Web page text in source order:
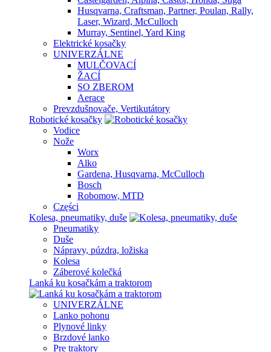
Husqvarna, Craftsman, Partner, Poulan, Rally,
Laser, Wizard, McCulloch
Murray, Sentinel, Yard King
Elektrické kosačky
UNIVERZÁLNE
MULČOVACÍ
ŽACÍ
SO ZBEROM
Aerace
Prevzdušnovače, Vertikutátory
Robotické kosačky
Vodice
Nože
Worx
Alko
Gardena, Husqvarna, McCulloch
Bosch
Robomow, MTD
Części
Kolesa, pneumatiky, duše
Pneumatiky
Duše
Nápravy, púzdra, ložiska
Kolesa
Záberové kolečká
Lanká ku kosačkám a traktorom
UNIVERZÁLNE
Lanko pohonu
Plynové linky
Brzdové lanko
Pre traktory